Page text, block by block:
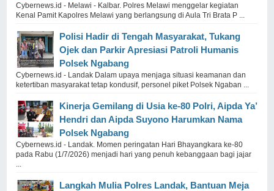
Cybernews.id - Melawi - Kalbar. Polres Melawi menggelar kegiatan
Kenal Pamit Kapolres Melawi yang berlangsung di Aula Tri Brata P ...
Polisi Hadir di Tengah Masyarakat, Tukang
Ojek dan Parkir Apresiasi Patroli Humanis
Polsek Ngabang
Cybernews.id - Landak Dalam upaya menjaga situasi keamanan dan
ketertiban masyarakat tetap kondusif, personel piket Polsek Ngaban ...
Kinerja Gemilang di Usia ke-80 Polri, Aipda Ya’
Hendri dan Aipda Suyono Harumkan Nama
Polsek Ngabang
Cybernews.id - Landak. Momen peringatan Hari Bhayangkara ke-80
pada Rabu (1/7/2026) menjadi hari yang penuh kebanggaan bagi jajar
...
Langkah Mulia Polres Landak, Bantuan Meja